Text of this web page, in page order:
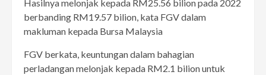
Hasilnya melonjak kepada RM25.56 bilion pada 2022
berbanding RM19.57 bilion, kata FGV dalam
makluman kepada Bursa Malaysia
FGV berkata, keuntungan dalam bahagian
perladangan melonjak kepada RM2.1 bilion untuk